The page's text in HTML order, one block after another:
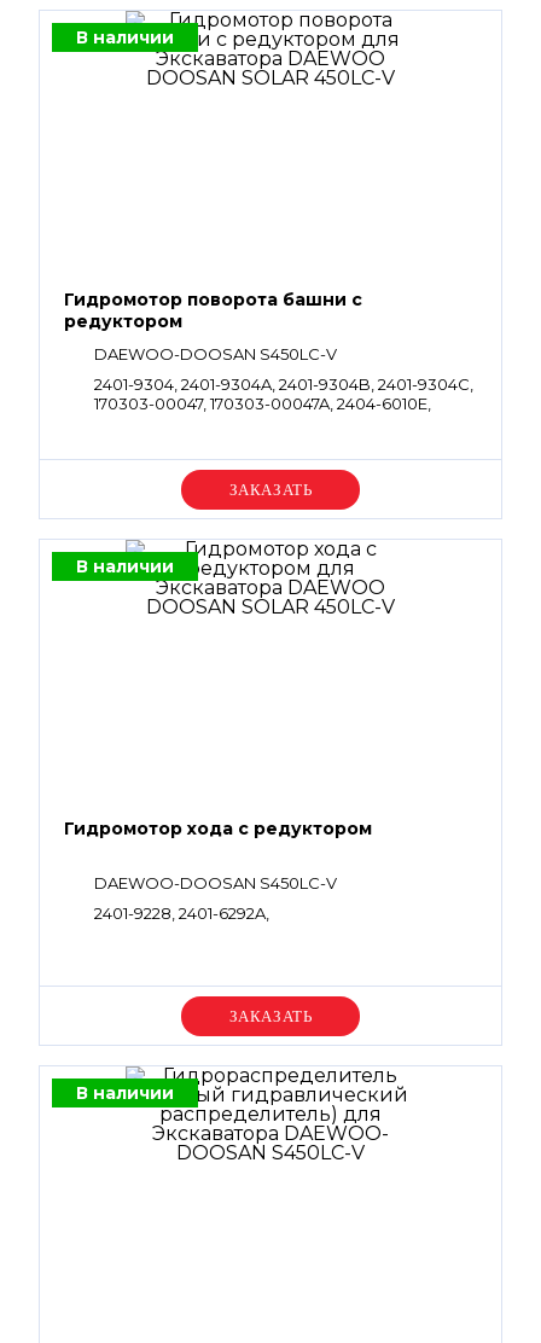
В наличии
Гидромотор поворота башни с
редуктором
DAEWOO-DOOSAN S450LC-V
2401-9304, 2401-9304A, 2401-9304B, 2401-9304C,
170303-00047, 170303-00047A, 2404-6010E,
Уточняйте цену
В наличии
Гидромотор хода с редуктором
DAEWOO-DOOSAN S450LC-V
2401-9228, 2401-6292A,
Уточняйте цену
В наличии